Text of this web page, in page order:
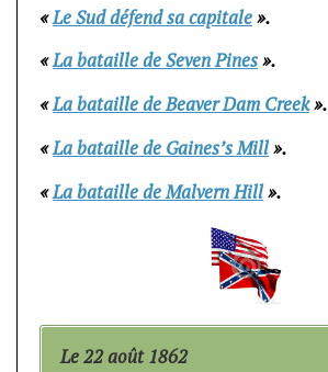
«Le Sud défend sa capitale».
«La bataille de Seven Pines».
«La bataille de Beaver Dam Creek».
«La bataille de Gaines’s Mill».
«La bataille de Malvern Hill».
Le 22 août 1862